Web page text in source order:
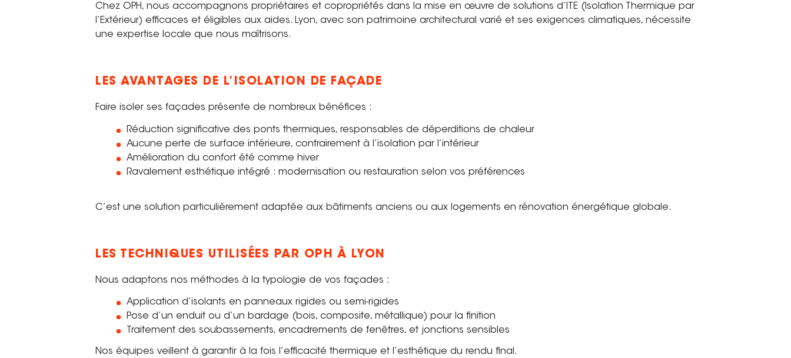
Chez OPH, nous accompagnons propriétaires et copropriétés dans la mise en œuvre de solutions d’ITE (Isolation Thermique par
l’Extérieur) efficaces et éligibles aux aides. Lyon, avec son patrimoine architectural varié et ses exigences climatiques, nécessite
une expertise locale que nous maîtrisons.
LES AVANTAGES DE L’ISOLATION DE FAÇADE
Faire isoler ses façades présente de nombreux bénéfices :
Réduction significative des ponts thermiques, responsables de déperditions de chaleur
Aucune perte de surface intérieure, contrairement à l’isolation par l’intérieur
Amélioration du confort été comme hiver
Ravalement esthétique intégré : modernisation ou restauration selon vos préférences
C’est une solution particulièrement adaptée aux bâtiments anciens ou aux logements en rénovation énergétique globale.
LES TECHNIQUES UTILISÉES PAR OPH À LYON
Nous adaptons nos méthodes à la typologie de vos façades :
Application d’isolants en panneaux rigides ou semi-rigides
Pose d’un enduit ou d’un bardage (bois, composite, métallique) pour la finition
Traitement des soubassements, encadrements de fenêtres, et jonctions sensibles
Nos équipes veillent à garantir à la fois l’efficacité thermique et l’esthétique du rendu final.